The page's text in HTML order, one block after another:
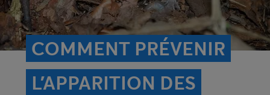
COMMENT PRÉVENIR
L’APPARITION DES